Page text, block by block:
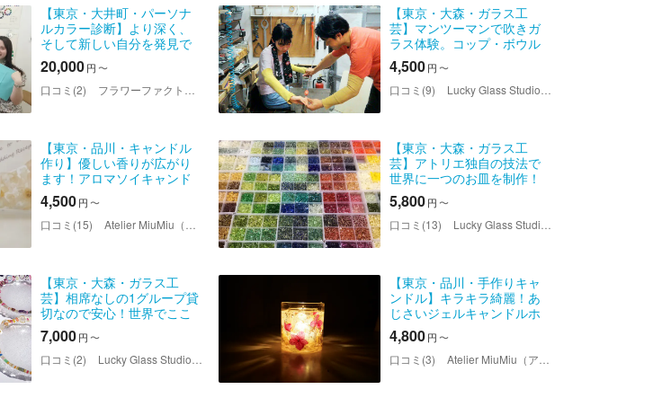
【東京・大井町・パーソナ
ルカラー診断】より深く、
そして新しい自分を発見で
きる！パーソナルカラー診
断+顔タイプ診断
20,000円 〜
口コミ(2) フラワーファクトリーズ
【東京・大森・ガラス工
芸】マンツーマンで吹きガ
ラス体験。コップ・ボウル
等から1点
4,500円 〜
口コミ(9) Lucky Glass Studio（ラッキーグラススタジオ）
【東京・品川・キャンドル
作り】優しい香りが広がり
ます！アロマソイキャンド
ルプラン
4,500円 〜
口コミ(15) Atelier MiuMiu（アトリエミュウミュウ）
【東京・大森・ガラス工
芸】アトリエ独自の技法で
世界に一つのお皿を制作！
ボウル1点
5,800円 〜
口コミ(13) Lucky Glass Studio（ラッキーグラススタジオ）
【東京・大森・ガラス工
芸】相席なしの1グループ貸
切なので安心！世界でここ
でしかできないガラス体
験！直径20cmのキャンディ
ボウル！カップル・女性に
7,000円 〜
口コミ(2) Lucky Glass Studio（ラッキーグラススタジオ）
【東京・品川・手作りキャ
ンドル】キラキラ綺麗！あ
じさいジェルキャンドルホ
ルダー
4,800円 〜
口コミ(3) Atelier MiuMiu（アトリエミュウミュウ）